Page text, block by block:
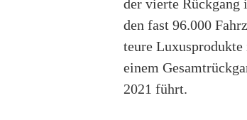
der vierte Rückgang
den fast 96.000
teure Luxusprodukte
einem
2021 führt.